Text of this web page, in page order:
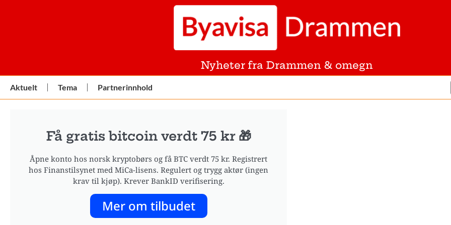
Nyheter fra Drammen & omegn
Aktuelt Tema Partnerinnhold
Få gratis bitcoin verdt 75 kr 🎁
Åpne konto hos norsk kryptobørs og få BTC verdt 75 kr. Registrert
hos Finanstilsynet med MiCa-lisens. Regulert og trygg aktør (ingen
krav til kjøp). Krever BankID verifisering.
Mer om tilbudet